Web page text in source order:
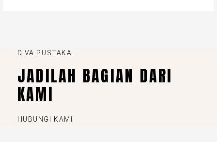
DIVA PUSTAKA
JADILAH BAGIAN DARI
KAMI
HUBUNGI KAMI